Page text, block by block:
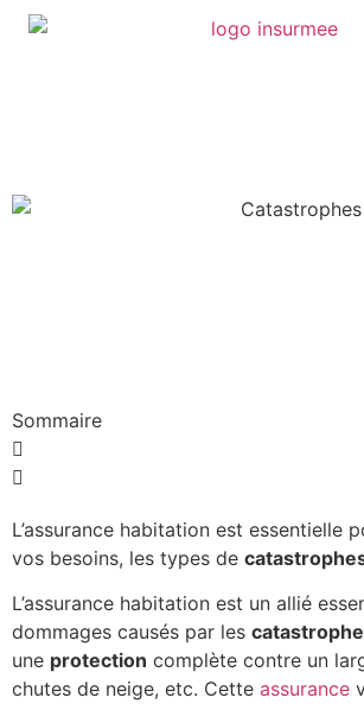
Sommaire
L’assurance habitation est essentielle
vos besoins, les types de
L’assurance habitation est un allié
dommages causés par les
une protection complète contre un
chutes de neige, etc. Cette assurance